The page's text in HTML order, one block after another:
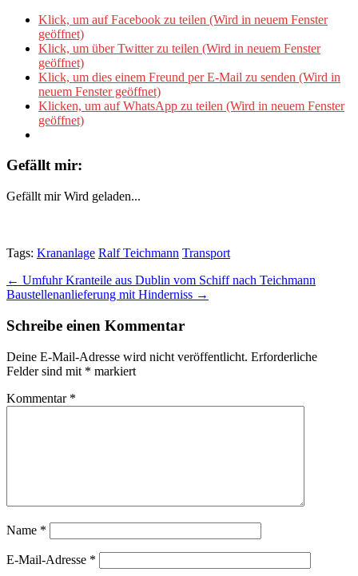
Klick, um auf Facebook zu teilen (Wird in neuem Fenster
geöffnet)
Klick, um über Twitter zu teilen (Wird in neuem Fenster
geöffnet)
Klick, um dies einem Freund per E-Mail zu senden (Wird in
neuem Fenster geöffnet)
Klicken, um auf WhatsApp zu teilen (Wird in neuem Fenster
geöffnet)
Gefällt mir:
Gefällt mir Wird geladen...
Tags: Krananlage Ralf Teichmann Transport
Post
navigation
← Umfuhr Kranteile aus Dublin vom Schiff nach Teichmann
Baustellenanlieferung mit Hinderniss →
Schreibe einen Kommentar
Deine E-Mail-Adresse wird nicht veröffentlicht. Erforderliche
Felder sind mit * markiert
Kommentar *
Name *
E-Mail-Adresse *